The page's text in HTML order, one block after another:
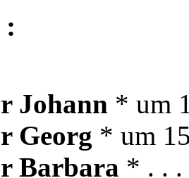
Johann * um
Georg * um
Barbara * . . .